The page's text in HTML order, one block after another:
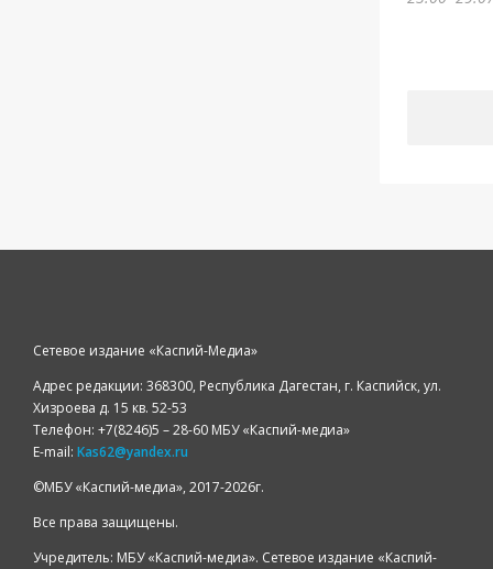
Сетевое издание «Каспий-Медиа»
Адрес редакции: 368300, Республика Дагестан, г. Каспийск, ул.
Хизроева д. 15 кв. 52-53
Телефон: +7(8246)5 – 28-60 МБУ «Каспий-медиа»
E-mail: Kas62@yandex.ru
©️МБУ «Каспий-медиа», 2017-2026г.
Все права защищены.
Учредитель: МБУ «Каспий-медиа». Сетевое издание «Каспий-